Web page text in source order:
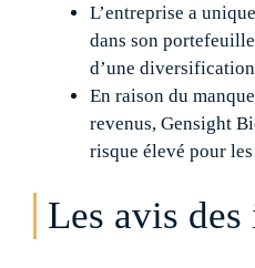
L’entreprise a
dans son
d’une
En raison du
revenus, Gensight
risque élevé pour
Les avis